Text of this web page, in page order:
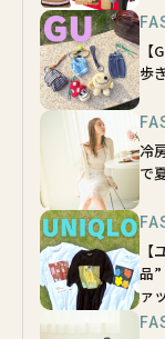
歩
冷
で
品
ァ